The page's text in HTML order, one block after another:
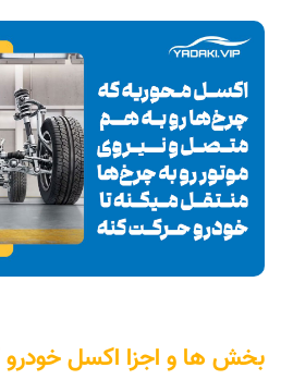
بخش ها و اجزا اکسل خودرو